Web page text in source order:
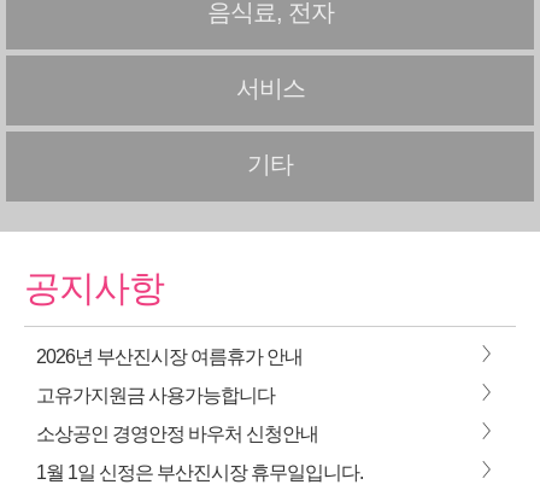
음식료, 전자
서비스
기타
공지사항
2026년 부산진시장 여름휴가 안내 >
고유가지원금 사용가능합니다 >
소상공인 경영안정 바우처 신청안내 >
1월 1일 신정은 부산진시장 휴무일입니다. >